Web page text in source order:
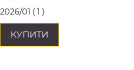
2026/01 ( 1 )
КУПИТИ